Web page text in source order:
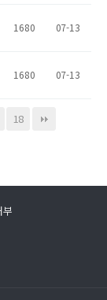
1680 07-13
1680 07-13
18
부